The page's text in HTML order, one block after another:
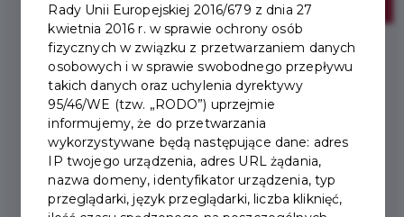
Rady Unii Europejskiej 2016/679 z dnia 27
kwietnia 2016 r. w sprawie ochrony osób
fizycznych w związku z przetwarzaniem danych
osobowych i w sprawie swobodnego przepływu
takich danych oraz uchylenia dyrektywy
95/46/WE (tzw. „RODO”) uprzejmie
informujemy, że do przetwarzania
wykorzystywane będą następujące dane: adres
IP twojego urządzenia, adres URL żądania,
nazwa domeny, identyfikator urządzenia, typ
przeglądarki, język przeglądarki, liczba kliknięć,